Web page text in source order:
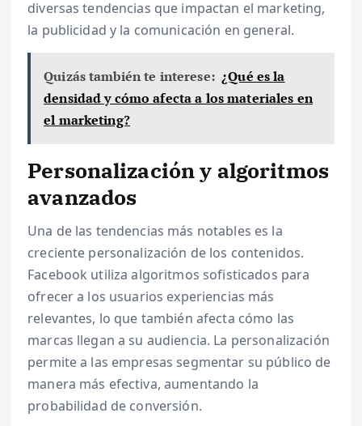
diversas tendencias que impactan el marketing,
la publicidad y la comunicación en general.
Quizás también te interese: ¿Qué es la
densidad y cómo afecta a los materiales en
el marketing?
Personalización y algoritmos
avanzados
Una de las tendencias más notables es la
creciente personalización de los contenidos.
Facebook utiliza algoritmos sofisticados para
ofrecer a los usuarios experiencias más
relevantes, lo que también afecta cómo las
marcas llegan a su audiencia. La personalización
permite a las empresas segmentar su público de
manera más efectiva, aumentando la
probabilidad de conversión.